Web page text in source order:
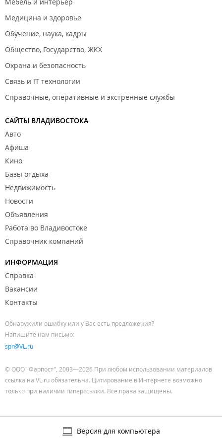
Медицина и здоровье
Обучение, наука, кадры
Общество, Государство, ЖКХ
Охрана и безопасность
Связь и IT технологии
Справочные, оперативные и экстренные службы
САЙТЫ ВЛАДИВОСТОКА
Авто
Афиша
Кино
Базы отдыха
Недвижимость
Новости
Объявления
Работа во Владивостоке
Справочник компаний
ИНФОРМАЦИЯ
Справка
Вакансии
Контакты
Обнаружили ошибку или у Вас есть предложения?
Напишите нам письмо:
spr@VL.ru
© ООО "Фарпост", 2003—2026 При любом использовании материалов
ссылка на VL.ru обязательна. Цитирование в Интернете возможно
только при наличии гиперссылки. Все права защищены.
Версия для компьютера